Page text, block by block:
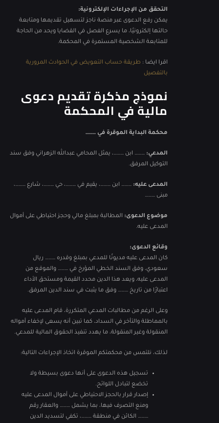
التحقق من الإجراءات الإلكترونية:
يمكن رفع الدعوى عبر منصة ناجز لتسهيل تقديمها ومتابعة
حالتها إلكترونيًا، ما يسرع الفصل في القضايا ويحد من الحاجة
للمتابعة الشخصية المستمرة في المحكمة.
اقرا ايضا : طريقة حساب التعويض في الحوادث المرورية
بالتفصيل
نموذج مذكرة تقديم دعوى
مالية في المحكمة
محكمة البداية الموقرة في ………
المدعي: ……… ابن ………، يمثل المحامي عبدالله الزهراني وفق سند
التوكيل المرفق.
المدعى عليه: ……… ابن ………، يقيم في ………، حي ………، شارع ………،
مبنى ………
موضوع الدعوى: المطالبة بمبلغ مالي وحجز احتياطي على أموال
المدعى عليه.
وقائع الدعوى:
كان المدعى عليه مديونًا للمدعي بمبلغ وقدره ……… ريال
سعودي، وفق السند الخطي المؤرخ في ……… والموقع من
المدعى عليه، ويعد هذا الدين محدد القيمة ومستحق الأداء
اعتبارًا من تاريخ ……… وفق ما يثبت في سند الدين المرفق.
وعلى الرغم من مطالبات المدعي المتكررة، قام المدعى عليه
بالمماطلة والتأخر في السداد، كما تبين أنه يسعى لإخفاء أمواله
المنقولة وغير المنقولة، ما يهدد تنفيذ الحقوق المالية للمدعي.
لذلك، نلتمس من محكمتكم الموقرة اتخاذ الإجراءات التالية:
تسجيل هذه الدعوى على أنها دعوى بسيطة ولا
تخضع لتبادل اللوائح.
إصدار قرار بالحجز الاحتياطي على أموال المدعى عليه
ومنع التصرف فيها، بما يشمل ……… والعقار رقم
……… الكائن في منطقة ………، تكفي لتسديد الدين